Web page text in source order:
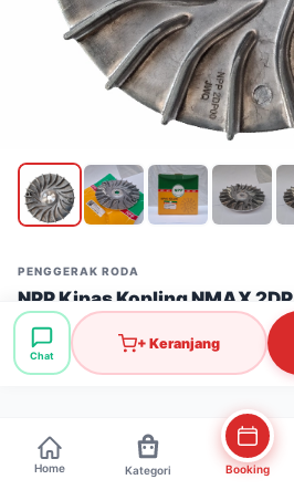
PENGGERAK RODA
NPP Kipas Kopling NMAX 2DP
Stok: 11 pcs
Rp78.000
Chat
+ Keranjang
Home Kategori Booking